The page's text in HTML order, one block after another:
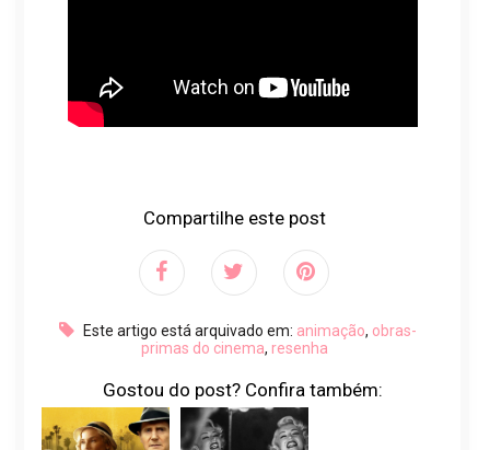
Compartilhe este post
Este artigo está arquivado em: animação, obras-
primas do cinema, resenha
Gostou do post? Confira também: